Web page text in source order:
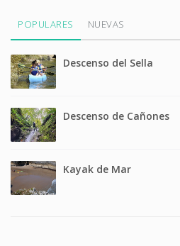
POPULARES NUEVAS
Descenso del Sella
Descenso de Cañones
Kayak de Mar